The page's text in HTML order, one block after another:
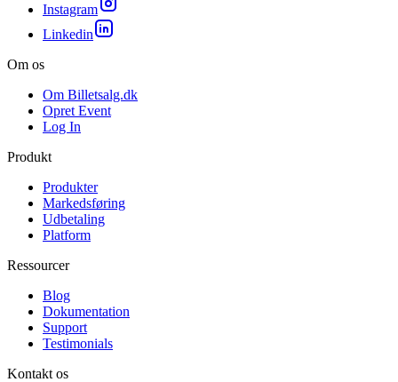
Instagram
Linkedin
Om os
Om Billetsalg.dk
Opret Event
Log In
Produkt
Produkter
Markedsføring
Udbetaling
Platform
Ressourcer
Blog
Dokumentation
Support
Testimonials
Kontakt os